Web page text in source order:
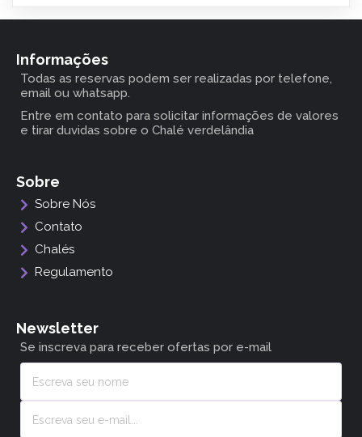
Informações
Todas as reservas podem ser realizadas por telefone,
email ou whatsapp.
Entre em contato para solicitar informações de valores
e tirar duvidas sobre o Chalé verdelândia
Sobre
Sobre Nós
Contato
Chalés
Regulamento
Newsletter
Se inscreva para receber ofertas por e-mail